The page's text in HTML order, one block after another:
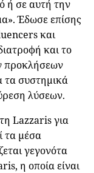
ή σε αυτή την
Έδωσε επίσης
και
και το
προκλήσεων
τα συστημικά
λύσεων.
Lazzaris για
τα μέσα
γεγονότα
η οποία είναι